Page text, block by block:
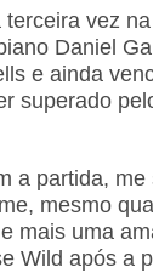
vez
Daniel
e ainda
superado
a partida,
mesmo
mais uma
Wild após a